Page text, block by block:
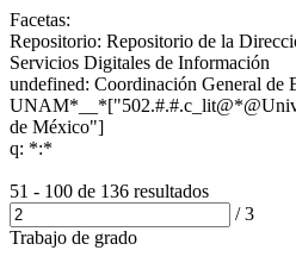
Facetas:
Repositorio: Repositorio de la
Servicios Digitales de Información
undefined: Coordinación General de
de México"]
q: *:*
51 - 100 de 136 resultados
/3
Trabajo de grado